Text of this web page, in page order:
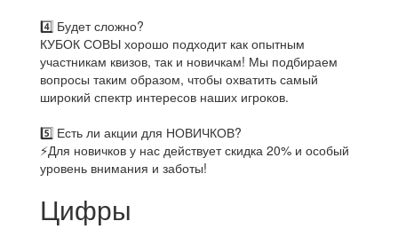
4️⃣ Будет сложно?
КУБОК СОВЫ хорошо подходит как опытным
участникам квизов, так и новичкам! Мы подбираем
вопросы таким образом, чтобы охватить самый
широкий спектр интересов наших игроков.
5️⃣ Есть ли акции для НОВИЧКОВ?
⚡️Для новичков у нас действует скидка 20% и особый
уровень внимания и заботы!
Цифры